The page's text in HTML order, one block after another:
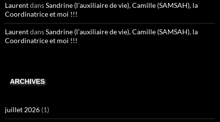
LaurentdansSandrine (l’auxiliaire de vie), Camille (SAMSAH), la
Coordinatrice et moi !!!
LaurentdansSandrine (l’auxiliaire de vie), Camille (SAMSAH), la
Coordinatrice et moi !!!
ARCHIVES
juillet 2026 (1)